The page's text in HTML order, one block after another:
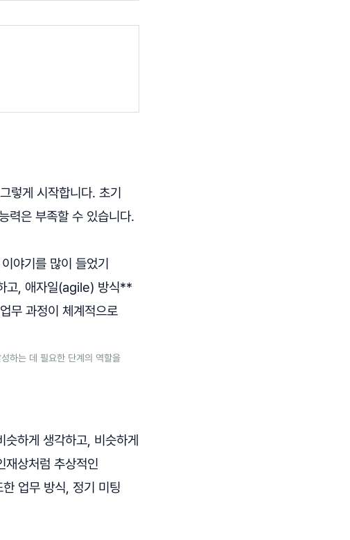
렇게 시작합니다. 초기
력은 부족할 수 있습니다.
야기를 많이 들었기
고, 애자일(agile) 방식**
무 과정이 체계적으로
하는 데 필요한 단계의 역할을
하게 생각하고, 비슷하게
재상처럼 추상적인
업무 방식, 정기 미팅